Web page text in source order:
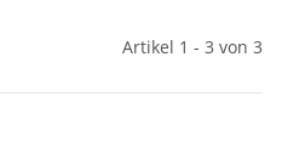
Artikel 1 - 3 von 3